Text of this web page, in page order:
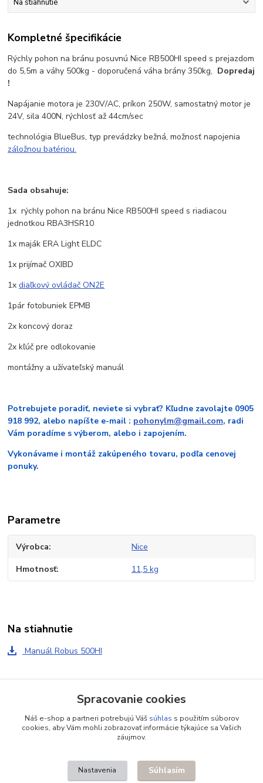
Kompletné špecifikácie
Rýchly pohon na bránu posuvnú Nice RB500HI speed s prejazdom
do 5,5m a váhy 500kg - doporučená váha brány 350kg, Dopredaj
!
Napájanie motora je 230V/AC, príkon 250W, samostatný motor je
24V, sila 400N, rýchlosť až 44cm/sec
technológia BlueBus, typ prevádzky bežná, možnosť napojenia
záložnou batériou.
Sada obsahuje:
1x rýchly pohon na bránu Nice RB500HI speed s riadiacou
jednotkou RBA3HSR10
1x maják ERA Light ELDC
1x prijímač OXIBD
1xdiaľkový ovládač ON2E
1pár fotobuniek EPMB
2x koncový doraz
2x kľúč pre odlokovanie
montážny a užívateľský manuál
Potrebujete poradiť, neviete si vybrať? Kľudne zavolajte 0905
918 992, alebo napíšte e-mail : pohonylm@gmail.com, radi
Vám poradíme s výberom, alebo i zapojením.
Vykonávame i montáž zakúpeného tovaru, podľa cenovej
ponuky.
Parametre
Výrobca Nice
Hmotnosť 11,5 kg
Na stiahnutie
Manuál Robus 500HI
Tovar zaradený v kategóriách
Pohony automatizácia
Pohony pre posuvné brány
Spracovanie cookies
Náš e-shop a partneri potrebujú Váš súhlas s použitím súborov
cookies, aby Vám mohli zobrazovať informácie týkajúce sa Vašich
záujmov.
Nastavenia Súhlasím